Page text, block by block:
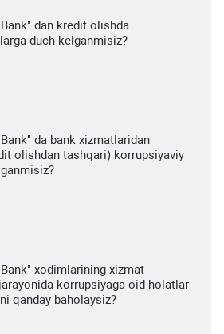
dan kredit olishda
duch kelganmisiz?
da bank xizmatlaridan
olishdan tashqari) korrupsiyaviy
xodimlarining xizmat
korrupsiyaga oid holatlar
qanday baholaysiz?